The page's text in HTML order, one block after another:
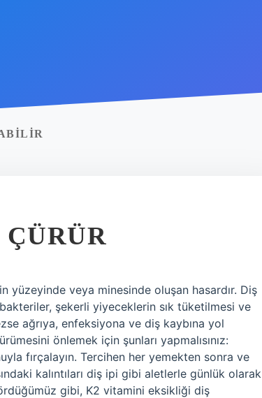
veya minesinde oluşan hasardır. Diş
şekerli yiyeceklerin sık tüketilmesi ve
ağrıya, enfeksiyona ve diş kaybına yol
önlemek için şunları yapmalısınız:
fırçalayın. Tercihen her yemekten sonra ve
kalıntıları diş ipi gibi aletlerle günlük olarak
gibi, K2 vitamini eksikliği diş